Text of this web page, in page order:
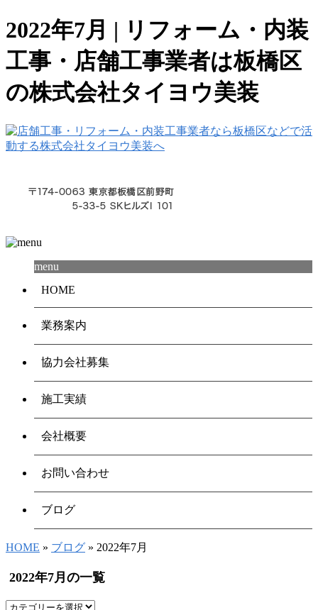
2022年7月 | リフォーム・内装
工事・店舗工事業者は板橋区
の株式会社タイヨウ美装
menu
HOME
業務案内
協力会社募集
施工実績
会社概要
お問い合わせ
ブログ
HOME » ブログ » 2022年7月
2022年7月の一覧